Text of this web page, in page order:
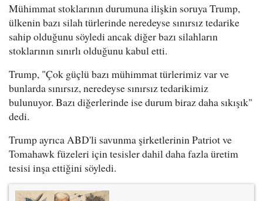
Mühimmat stoklarının durumuna ilişkin soruya Trump,
ülkenin bazı silah türlerinde neredeyse sınırsız tedarike
sahip olduğunu söyledi ancak diğer bazı silahların
stoklarının sınırlı olduğunu kabul etti.
Trump, "Çok güçlü bazı mühimmat türlerimiz var ve
bunlarda sınırsız, neredeyse sınırsız tedarikimiz
bulunuyor. Bazı diğerlerinde ise durum biraz daha sıkışık"
dedi.
Trump ayrıca ABD'li savunma şirketlerinin Patriot ve
Tomahawk füzeleri için tesisler dahil daha fazla üretim
tesisi inşa ettiğini söyledi.